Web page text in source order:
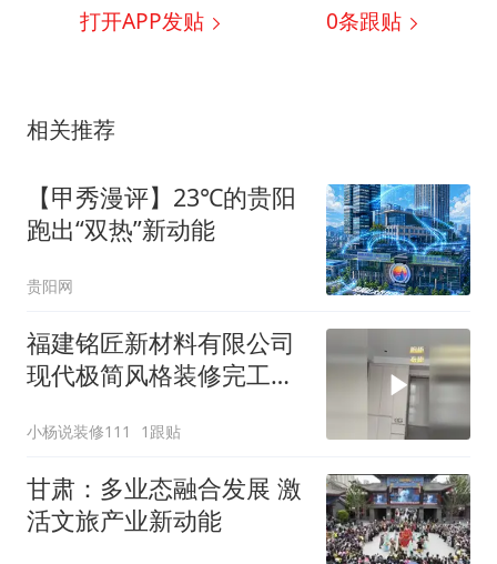
打开APP发贴 0条跟贴
相关推荐
【甲秀漫评】23℃的贵阳
跑出“双热”新动能
贵阳网
福建铭匠新材料有限公司
现代极简风格装修完工现
小杨说装修111 1跟贴
甘肃：多业态融合发展 激
活文旅产业新动能